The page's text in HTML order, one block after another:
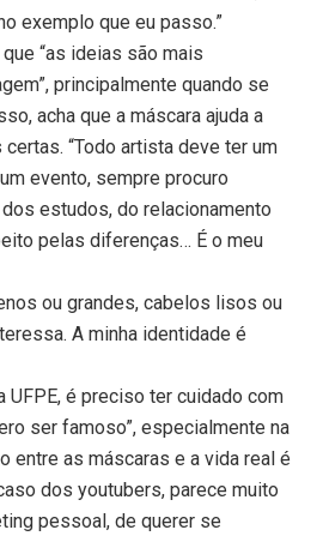
exemplo que eu passo.”
“as ideias são mais
principalmente quando se
acha que a máscara ajuda a
“Todo artista deve ter um
evento, sempre procuro
estudos, do relacionamento
pelas diferenças… É o meu
ou grandes, cabelos lisos ou
A minha identidade é
UFPE, é preciso ter cuidado com
ser famoso”, especialmente na
entre as máscaras e a vida real é
dos youtubers, parece muito
pessoal, de querer se